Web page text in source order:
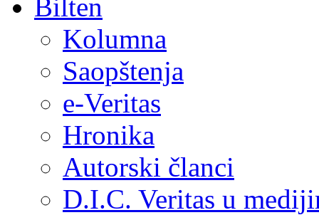
Bilten
Kolumna
Saopštenja
e-Veritas
Hronika
Autorski članci
D.I.C. Veritas u